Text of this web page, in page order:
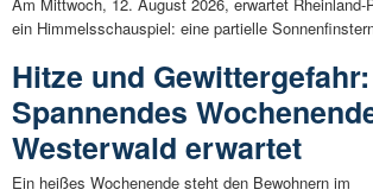
ein Himmelsschauspiel: eine partielle
Hitze und Gewittergefahr:
Spannendes
Westerwald erwartet
Ein heißes Wochenende steht den Bewohnern im